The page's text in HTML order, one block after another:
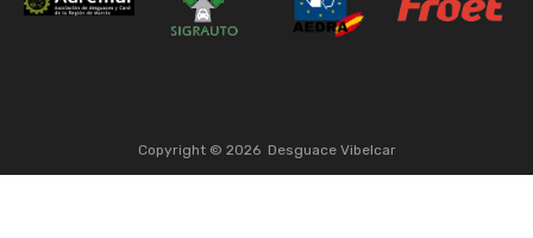
Copyright © 2026 Desguace Vibelcar